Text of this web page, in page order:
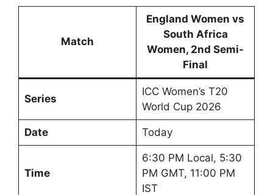
Match
England Women vs
South Africa
Women, 2nd Semi-
Final
Series
ICC Women’s T20
World Cup 2026
Date Today
Time
6:30 PM Local, 5:30
PM GMT, 11:00 PM
IST